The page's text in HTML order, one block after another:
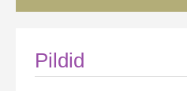
Pildid